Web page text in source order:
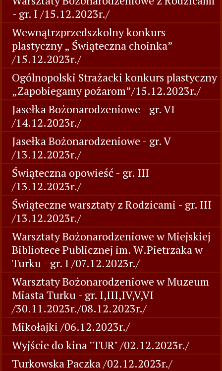
- gr. I /15.12.2023r./
Wewnątrzprzedszkolny konkurs
plastyczny „ Świąteczna choinka”
/15.12.2023r./
Ogólnopolski Strażacki konkurs plastyczny
„Zapobiegamy pożarom”/15.12.2023r./
Jasełka Bożonarodzeniowe - gr. VI
/14.12.2023r./
Jasełka Bożonarodzeniowe - gr. V
/13.12.2023r./
Świąteczna opowieść - gr. III
/13.12.2023r./
Świąteczne warsztaty z Rodzicami - gr. III
/13.12.2023r./
Warsztaty Bożonarodzeniowe w Miejskiej
Bibliotece Publicznej im. W.Pietrzaka w
Turku - gr. I /07.12.2023r./
Warsztaty Bożonarodzeniowe w Muzeum
Miasta Turku - gr. I,III,IV,V,VI
/30.11.2023r./08.12.2023r./
Mikołajki /06.12.2023r./
Wyjście do kina "TUR" /02.12.2023r./
Turkowska Paczka /02.12.2023r./